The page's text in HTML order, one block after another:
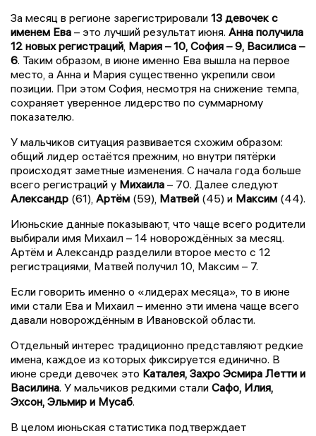
За месяц в регионе зарегистрировали 13 девочек с
именем Ева – это лучший результат июня. Анна получила
12 новых регистраций Мария – 10, София – 9, Василиса –
6. Таким образом, в июне именно Ева вышла на первое
место, а Анна и Мария существенно укрепили свои
позиции. При этом София, несмотря на снижение темпа,
сохраняет уверенное лидерство по суммарному
показателю.
У мальчиков ситуация развивается схожим образом:
общий лидер остаётся прежним, но внутри пятёрки
происходят заметные изменения. С начала года больше
всего регистраций у Михаила – 70. Далее следуют
Александр (61), Артём (59), Матвей (45) и Максим (44).
Июньские данные показывают, что чаще всего родители
выбирали имя Михаил – 14 новорождённых за месяц.
Артём и Александр разделили второе место с 12
регистрациями, Матвей получил 10, Максим – 7.
Если говорить именно о «лидерах месяца», то в июне
ими стали Ева и Михаил – именно эти имена чаще всего
давали новорождённым в Ивановской области.
Отдельный интерес традиционно представляют редкие
имена, каждое из которых фиксируется единично. В
июне среди девочек это Каталея, Захро Эсмира Летти и
Василина. У мальчиков редкими стали Сафо, Илия,
Эхсон, Эльмир и Мусаб.
В целом июньская статистика подтверждает